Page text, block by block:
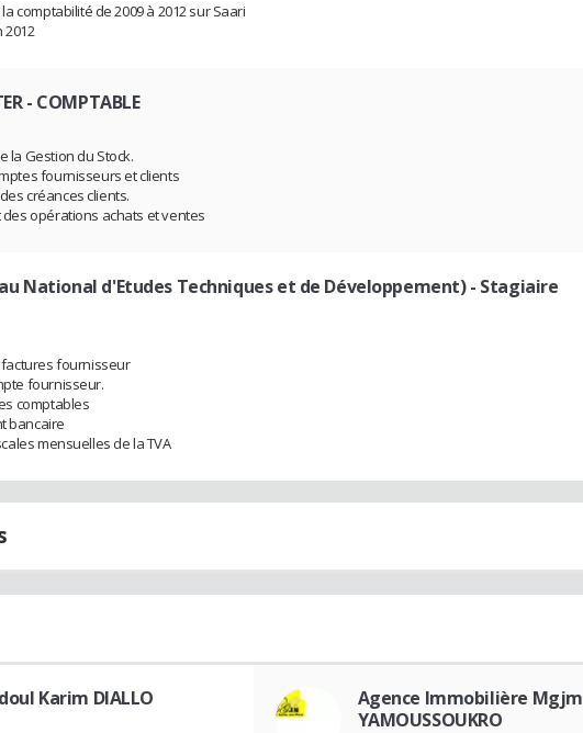
comptabilité de 2009 à 2012 sur Saari
2012
- COMPTABLE
la Gestion du Stock.
fournisseurs et clients
créances clients.
opérations achats et ventes
National d'Etudes Techniques et de Développement)- Stagiaire
fournisseur
fournisseur.
comptables
bancaire
mensuelles de la TVA
Karim DIALLO
Agence Immobilière Mgjm
YAMOUSSOUKRO